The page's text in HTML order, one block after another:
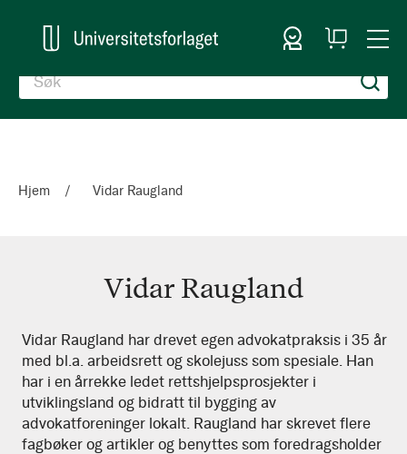
Logg inn
Handlekurv
Hjem Vidar Raugland
Vidar Raugland
Vidar
Raugland
Vidar Raugland har drevet egen advokatpraksis i 35 år
med bl.a. arbeidsrett og skolejuss som spesiale. Han
har i en årrekke ledet rettshjelpsprosjekter i
utviklingsland og bidratt til bygging av
advokatforeninger lokalt. Raugland har skrevet flere
fagbøker og artikler og benyttes som foredragsholder